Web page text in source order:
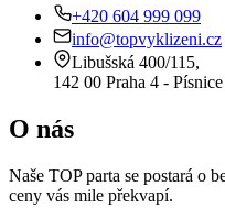
+420 604 999 099
info@topvyklizeni.cz
Libušská 400/115,
142 00 Praha 4 - Písnice
O nás
Naše TOP parta se postará o
ceny vás mile překvapí.